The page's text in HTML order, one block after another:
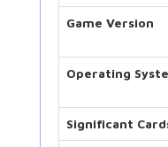
Game Version
Operating
Significant